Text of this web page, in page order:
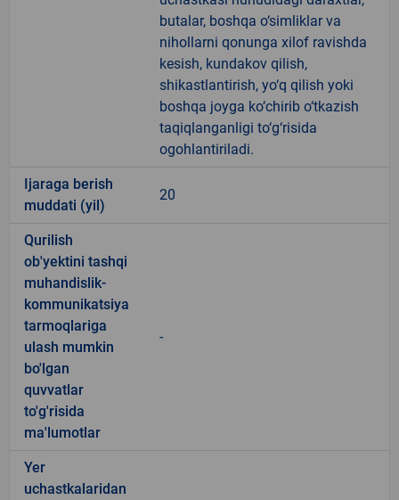
butalar, boshqa o‘simliklar va
nihollarni qonunga xilof ravishda
kesish, kundakov qilish,
shikastlantirish, yo‘q qilish yoki
boshqa joyga ko‘chirib o‘tkazish
taqiqlanganligi to‘g‘risida
ogohlantiriladi.
Ijaraga berish
muddati (yil)
20
Qurilish
ob'yektini tashqi
muhandislik-
kommunikatsiya
tarmoqlariga
ulash mumkin
bo'lgan
quvvatlar
to'g'risida
ma'lumotlar
-
Yer
uchastkalaridan